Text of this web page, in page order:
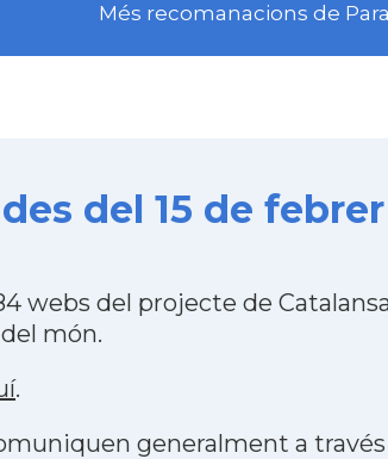
Més recomanacions de
del 15 de
webs del projecte de
món.
.
generalment a